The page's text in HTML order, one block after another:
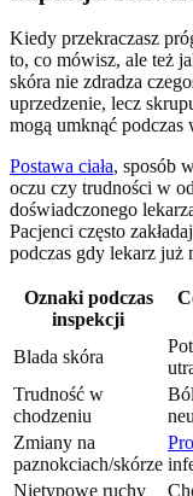
Kiedy przekraczasz
to, co mówisz, ale też
skóra nie zdradza
uprzedzenie, lecz
mogą umknąć podczas
Postawa ciała, sposób
oczu czy trudności w
doświadczonego
Pacjenci często
podczas gdy lekarz już
Oznaki podczas
inspekcji
Blada skóra
Trudność w
chodzeniu
Zmiany na
paznokciach/skórze
Nietypowe ruchy